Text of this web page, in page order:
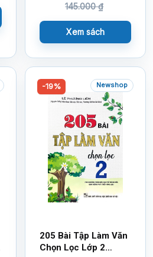
145.000₫
Xem sách
-19% Newshop
205 Bài Tập Làm Văn
Chọn Lọc Lớp 2